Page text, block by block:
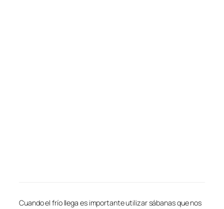
Cuando el frío llega es importante utilizar sábanas que nos